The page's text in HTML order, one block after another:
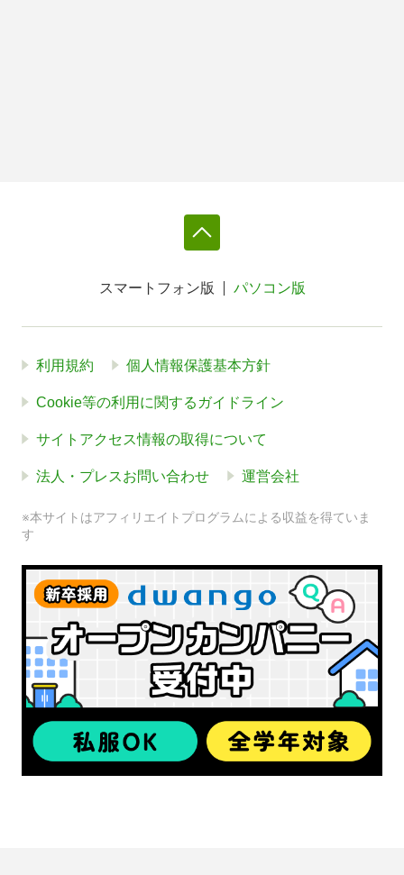
スマートフォン版 パソコン版
利用規約 個人情報保護基本方針
Cookie等の利用に関するガイドライン
サイトアクセス情報の取得について
法人・プレスお問い合わせ 運営会社
※本サイトはアフィリエイトプログラムによる収益を得ていま
す